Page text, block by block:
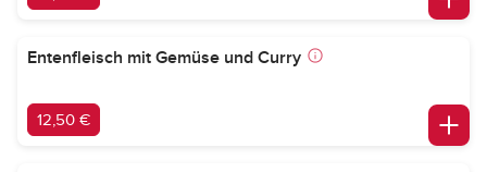
Entenfleisch mit Gemüse und Curry
12,50 €